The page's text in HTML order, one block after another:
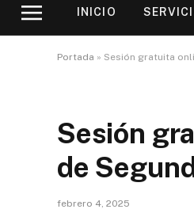
INICIO
Portada » Sesión gratuita
Sesión
de
febrero 4, 2025